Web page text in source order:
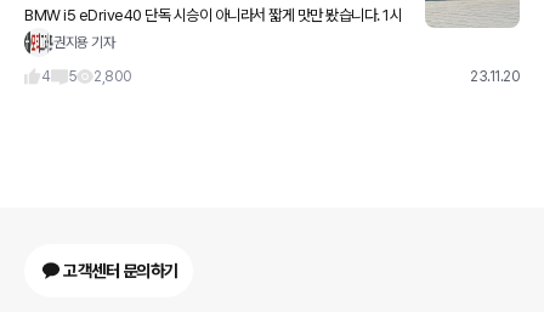
BMW i5 eDrive40 단독 시승이 아니라서 짧게 맛만 봤습니다. 1시
간 30분씩 운전과 2열을 각각 체험했습니다. 후륜에만 에어 서스펜
권지용 기자
4
5 2,800 23.11.20
고객센터 문의하기